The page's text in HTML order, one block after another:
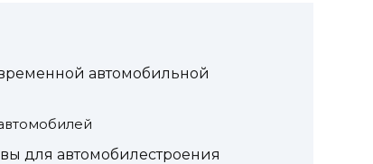
автомобильной
для автомобилестроения